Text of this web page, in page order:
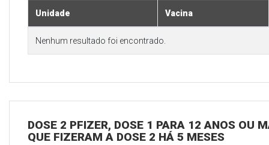
Unidade Vacina
Nenhum resultado foi encontrado.
DOSE 2 PFIZER, DOSE 1 PARA 12 ANOS OU
QUE FIZERAM A DOSE 2 HÁ 5 MESES